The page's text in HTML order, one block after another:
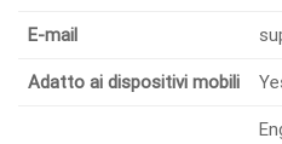
E-mail
Adatto ai dispositivi mobili